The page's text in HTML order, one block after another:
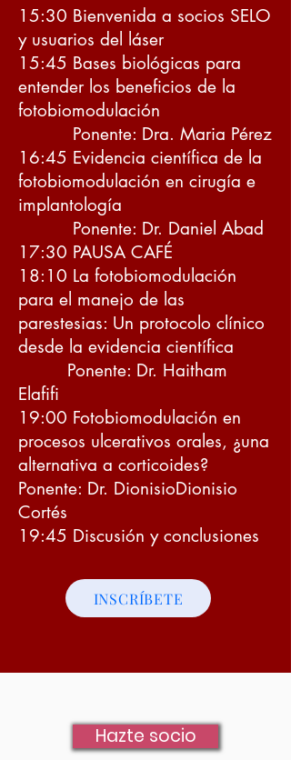
15:30 Bienvenida a socios SELO
y usuarios del láser
15:45 Bases biológicas para
entender los beneficios de la
fotobiomodulación
Ponente: Dra. Maria Pérez
16:45 Evidencia científica de la
fotobiomodulación en cirugía e
implantología
Ponente: Dr. Daniel Abad
17:30 PAUSA CAFÉ
18:10 La fotobiomodulación
para el manejo de las
parestesias: Un protocolo clínico
desde la evidencia científica
Ponente: Dr. Haitham
Elafifi
19:00 Fotobiomodulación en
procesos ulcerativos orales, ¿una
alternativa a corticoides?
Ponente: Dr. DionisioDionisio
Cortés
19:45 Discusión y conclusiones
INSCRÍBETE
Hazte socio